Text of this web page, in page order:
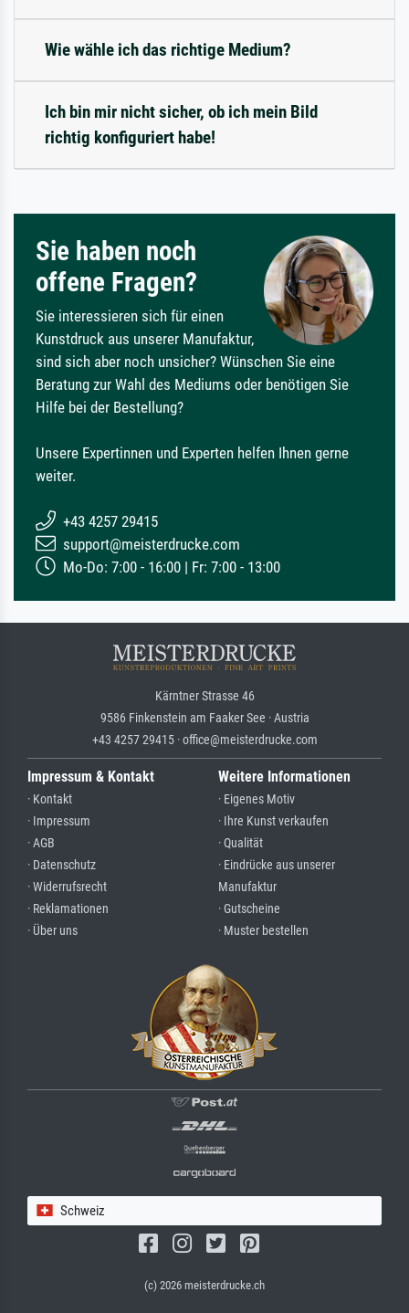
Wie wähle ich das richtige Medium?
Ich bin mir nicht sicher, ob ich mein Bild
richtig konfiguriert habe!
Sie haben noch
offene Fragen?
Sie interessieren sich für einen
Kunstdruck aus unserer Manufaktur,
sind sich aber noch unsicher? Wünschen Sie eine
Beratung zur Wahl des Mediums oder benötigen Sie
Hilfe bei der Bestellung?
Unsere Expertinnen und Experten helfen Ihnen gerne
weiter.
+43 4257 29415
support@meisterdrucke.com
Mo-Do: 7:00 - 16:00 | Fr: 7:00 - 13:00
Kärntner Strasse 46
9586 Finkenstein am Faaker See · Austria
+43 4257 29415 · office@meisterdrucke.com
Impressum & Kontakt
· Kontakt
· Impressum
· AGB
· Datenschutz
· Widerrufsrecht
· Reklamationen
· Über uns
Weitere Informationen
· Eigenes Motiv
· Ihre Kunst verkaufen
· Qualität
· Eindrücke aus unserer
Manufaktur
· Gutscheine
· Muster bestellen
Schweiz
(c) 2026 meisterdrucke.ch